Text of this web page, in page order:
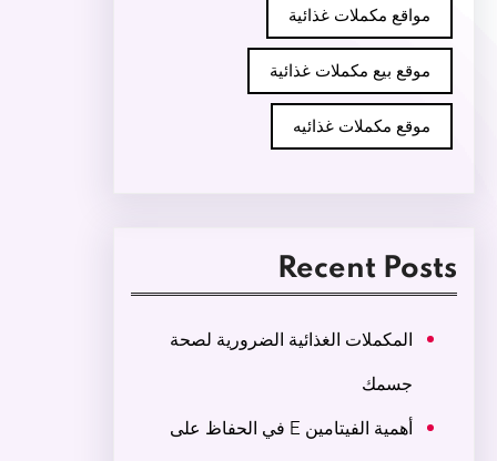
مواقع مكملات غذائية
موقع بيع مكملات غذائية
موقع مكملات غذائيه
Recent Posts
المكملات الغذائية الضرورية لصحة
جسمك
أهمية الفيتامين E في الحفاظ على